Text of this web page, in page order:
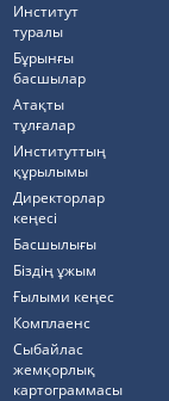
Институт
туралы
Бұрынғы
басшылар
Атақты
тұлғалар
Институттың
құрылымы
Директорлар
кеңесі
Басшылығы
Біздің ұжым
Ғылыми кеңес
Комплаенс
Cыбайлас
жемқорлық
картограммасы